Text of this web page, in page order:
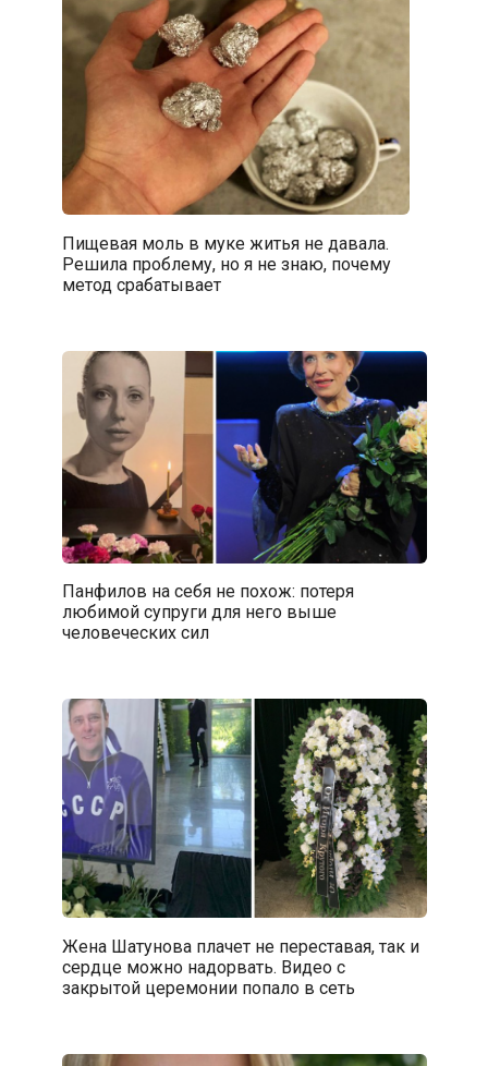
Пищевая моль в муке житья не давала.
Решила проблему, но я не знаю, почему
метод срабатывает
Панфилов на себя не похож: потеря
любимой супруги для него выше
человеческих сил
Жена Шатунова плачет не переставая, так и
сердце можно надорвать. Видео с
закрытой церемонии попало в сеть